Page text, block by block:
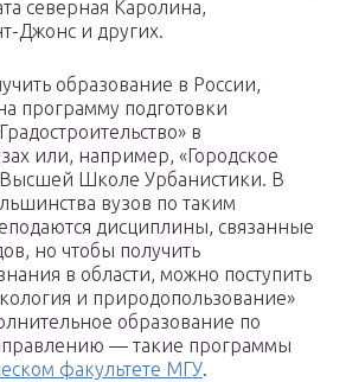
северная Каролина,
Джонс и других.
образование в России,
программу подготовки
в
или, например, «Городское
Школе Урбанистики. В
вузов по таким
дисциплины, связанные
но чтобы получить
в области, можно поступить
и природопользование»
образование по
— такие программы
факультете МГУ.